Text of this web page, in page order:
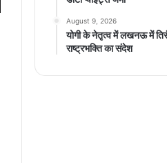
August 9, 2026
योगी के नेतृत्व में लखनऊ में
राष्ट्रभक्ति का संदेश